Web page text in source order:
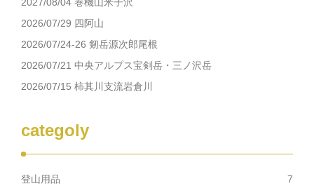
2026/07/29 四阿山
2026/07/24-26 剱岳源次郎尾根
2026/07/21 中央アルプス宝剣岳・三ノ沢岳
2026/07/15 柿其川支流岩倉川
categoly
登山用品
7